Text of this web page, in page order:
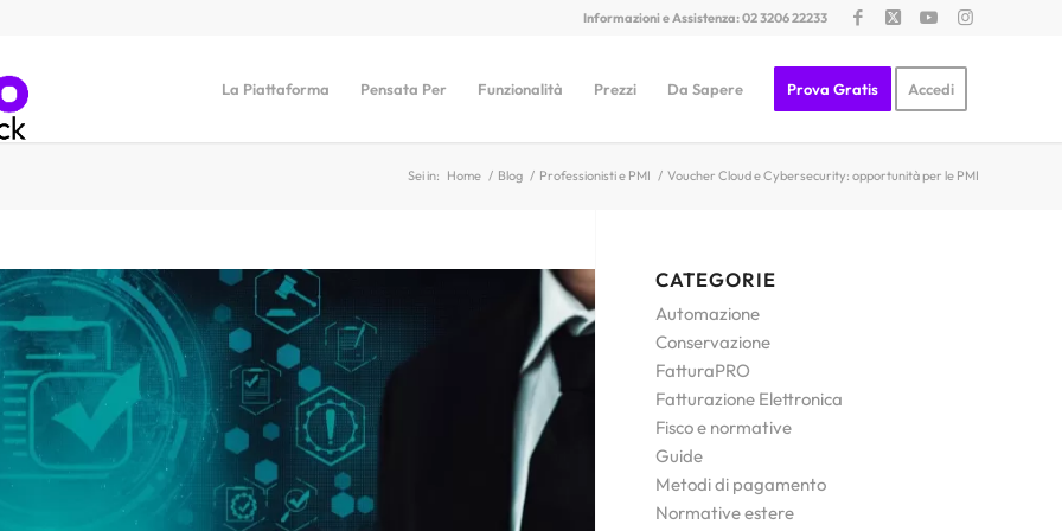
Informazioni e Assistenza: 02 3206 22233
La Piattaforma Pensata Per Funzionalità Prezzi Da Sapere Prova Gratis Accedi
Sei in: Home / Blog / Professionisti e PMI / Voucher Cloud e Cybersecurity: opportunità per le PMI
CATEGORIE
Automazione
Conservazione
FatturaPRO
Fatturazione Elettronica
Fisco e normative
Guide
Metodi di pagamento
Normative estere